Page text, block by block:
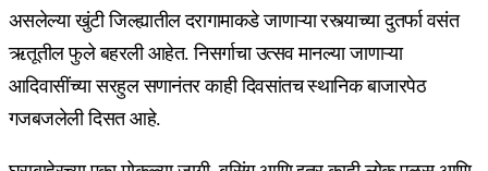
असलेल्या खुंटी जिल्ह्यातील दरागामाकडे जाणाऱ्या रस्त्याच्या दुतर्फा वसंत
ऋतूतील फुले बहरली आहेत. निसर्गाचा उत्सव मानल्या जाणाऱ्या
आदिवासींच्या सरहुल सणानंतर काही दिवसांतच स्थानिक बाजारपेठ
गजबजलेली दिसत आहे.